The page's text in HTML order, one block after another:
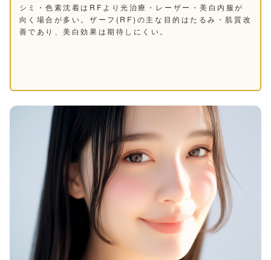
シミ・色素沈着はRFより光治療・レーザー・美白内服が
向く場合が多い。ザーフ(RF)の主な目的はたるみ・肌質改
善であり、美白効果は期待しにくい。